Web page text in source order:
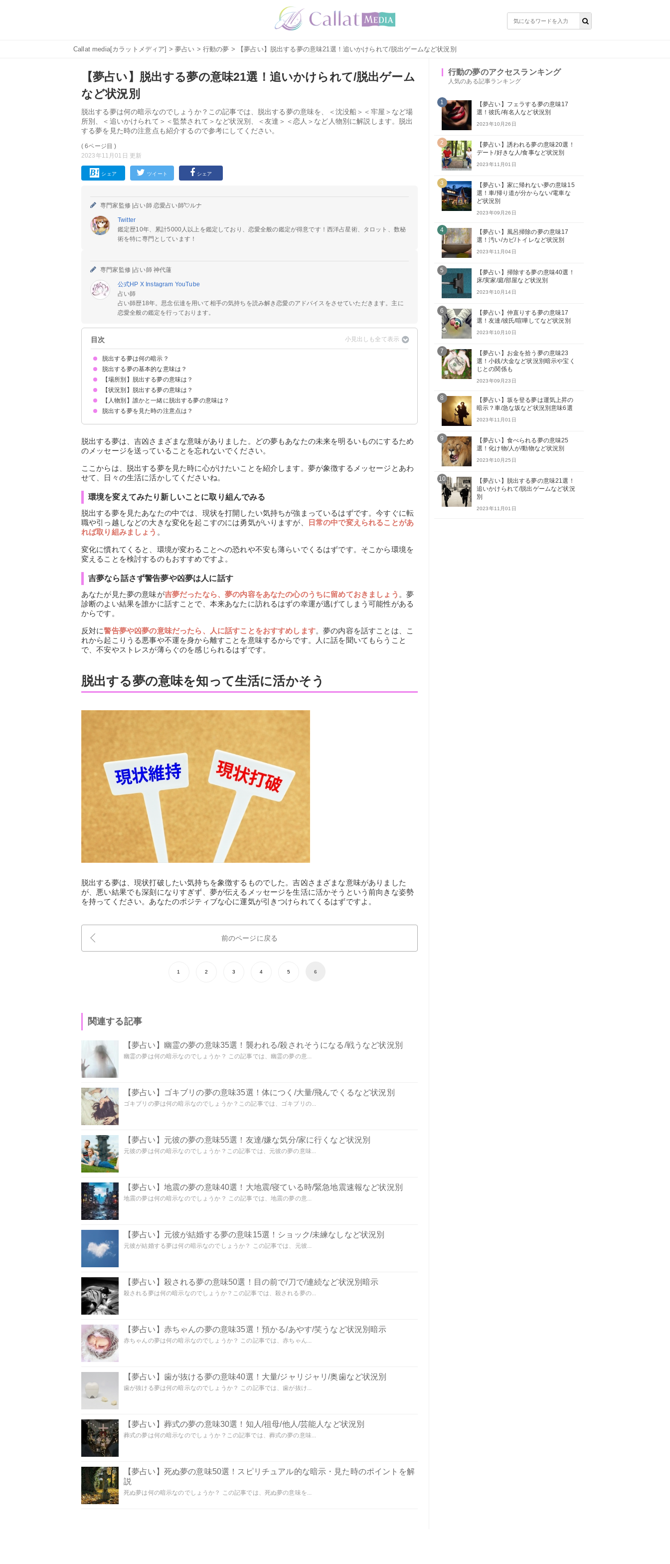
Callat media[カラットメディア] >夢占い > 行動の夢 > 【夢占い】脱出する夢の意味21選！追いかけられて/脱出ゲームなど状況別
【夢占い】脱出する夢の意味21選！追いかけられて/脱出ゲーム
など状況別
脱出する夢は何の暗示なのでしょうか？この記事では、脱出する夢の意味を、＜沈没船＞＜牢屋＞など場
所別、＜追いかけられて＞＜監禁されて＞など状況別、＜友達＞＜恋人＞など人物別に解説します。脱出
する夢を見た時の注意点も紹介するので参考にしてください。
( 6ページ目 )
2023年11月01日 更新
シェア ツイート シェア
専門家監修 |占い師 恋愛占い師💘ルナ
Twitter
鑑定歴10年、累計5000人以上を鑑定しており、恋愛全般の鑑定が得意です！西洋占星術、タロット、数秘
術を特に専門としています！
専門家監修 |占い師 神代蓮
公式HP X Instagram YouTube
占い師
占い師歴18年。思念伝達を用いて相手の気持ちを読み解き恋愛のアドバイスをさせていただきます。主に
恋愛全般の鑑定を行っております。
目次
脱出する夢は何の暗示？
脱出する夢の基本的な意味は？
現状を打破したい気持ちの表れ
初夢で見たら心機一転のチャンス
状況によって意味が決まる
【場所別】脱出する夢の意味は？
沈没する船から脱出する夢【吉夢】
部屋から脱出する夢【願望夢】
牢屋から脱出する夢【願望夢】
エレベーターから脱出する夢【警告夢】
学校から脱出する夢【願望夢】
迷路から脱出する夢【吉夢】
離島から脱出する夢【吉夢】
高いところから脱出する夢【吉夢】
職場から脱出する夢【警告夢】
【状況別】脱出する夢の意味は？
追いかけられて脱出する夢【警告夢】
脱出ゲームで脱出する夢【予知夢】
閉じ込められて脱出する夢【吉夢】
監禁されて脱出する夢【凶夢】
車が水没して脱出する夢【吉夢】
火事から脱出する夢【吉夢】
脱出に成功する夢【吉夢】
脱出に失敗する夢【凶夢】
【人物別】誰かと一緒に脱出する夢の意味は？
友達と脱出する夢【吉夢】
恋人と脱出する夢【吉夢】
知らない人と脱出する夢【吉夢】
親と脱出する夢【警告夢】
脱出する夢を見た時の注意点は？
脱出する夢は、吉凶さまざまな意味がありました。どの夢もあなたの未来を明るいものにするため
のメッセージを送っていることを忘れないでください。
ここからは、脱出する夢を見た時に心がけたいことを紹介します。夢が象徴するメッセージとあわ
せて、日々の生活に活かしてくださいね。
環境を変えてみたり新しいことに取り組んでみる
脱出する夢を見たあなたの中では、現状を打開したい気持ちが強まっているはずです。今すぐに転
職や引っ越しなどの大きな変化を起こすのには勇気がいりますが、
日常の中で変えられることがあ
れば取り組みましょう 。
変化に慣れてくると、環境が変わることへの恐れや不安も薄らいでくるはずです。そこから環境を
変えることを検討するのもおすすめですよ。
吉夢なら話さず警告夢や凶夢は人に話す
あなたが見た夢の意味が吉夢だったなら、夢の内容をあなたの心のうちに留めておきましょう 。夢
診断のよい結果を誰かに話すことで、本来あなたに訪れるはずの幸運が逃げてしまう可能性がある
からです。
反対に警告夢や凶夢の意味だったら、人に話すことをおすすめします。夢の内容を話すことは、こ
れから起こりうる悪事や不運を身から離すことを意味するからです。人に話を聞いてもらうこと
で、不安やストレスが薄らぐのを感じられるはずです。
脱出する夢の意味を知って生活に活かそう
脱出する夢は、現状打破したい気持ちを象徴するものでした。吉凶さまざまな意味がありました
が、悪い結果でも深刻になりすぎず、夢が伝えるメッセージを生活に活かそうという前向きな姿勢
を持ってください。あなたのポジティブな心に運気が引きつけられてくるはずですよ。
前のページに戻る
1 2 3 4 5 6
関連する記事
【夢占い】幽霊の夢の意味35選！襲われる/殺されそうになる/戦うなど状況別
幽霊の夢は何の暗示なのでしょうか？ この記事では、幽霊の夢の意...
【夢占い】ゴキブリの夢の意味35選！体につく/大量/飛んでくるなど状況別
ゴキブリの夢は何の暗示なのでしょうか？この記事では、ゴキブリの...
【夢占い】元彼の夢の意味55選！友達/嫌な気分/家に行くなど状況別
元彼の夢は何の暗示なのでしょうか？この記事では、元彼の夢の意味...
【夢占い】地震の夢の意味40選！大地震/寝ている時/緊急地震速報など状況別
地震の夢は何の暗示なのでしょうか？ この記事では、地震の夢の意...
【夢占い】元彼が結婚する夢の意味15選！ショック/未練なしなど状況別
元彼が結婚する夢は何の暗示なのでしょうか？ この記事では、元彼...
【夢占い】殺される夢の意味50選！目の前で/刀で/連続など状況別暗示
殺される夢は何の暗示なのでしょうか？この記事では、殺される夢の...
【夢占い】赤ちゃんの夢の意味35選！預かる/あやす/笑うなど状況別暗示
赤ちゃんの夢は何の暗示なのでしょうか？ この記事では、赤ちゃん...
【夢占い】歯が抜ける夢の意味40選！大量/ジャリジャリ/奥歯など状況別
歯が抜ける夢は何の暗示なのでしょうか？ この記事では、歯が抜け...
【夢占い】葬式の夢の意味30選！知人/祖母/他人/芸能人など状況別
葬式の夢は何の暗示なのでしょうか？この記事では、葬式の夢の意味...
【夢占い】死ぬ夢の意味50選！スピリチュアル的な暗示・見た時のポイントを解
説
死ぬ夢は何の暗示なのでしょうか？ この記事では、死ぬ夢の意味を...
行動の夢のアクセスランキング
人気のある記事ランキング
1
【夢占い】フェラする夢の意味17
選！彼氏/有名人など状況別
2023年10月26日
2
【夢占い】誘われる夢の意味20選！
デート/好きな人/食事など状況別
2023年11月01日
3
【夢占い】家に帰れない夢の意味15
選！車/帰り道が分からない/電車な
ど状況別
2023年09月26日
4
【夢占い】風呂掃除の夢の意味17
選！汚い/カビ/トイレなど状況別
2023年11月04日
5
【夢占い】掃除する夢の意味40選！
床/実家/庭/部屋など状況別
2023年10月14日
6
【夢占い】仲直りする夢の意味17
選！友達/彼氏/喧嘩してなど状況別
2023年10月10日
7
【夢占い】お金を拾う夢の意味23
選！小銭/大金など状況別暗示や宝く
じとの関係も
2023年09月23日
8
【夢占い】坂を登る夢は運気上昇の
暗示？車/急な坂など状況別意味6選
2023年11月01日
9
【夢占い】食べられる夢の意味25
選！化け物/人が/動物など状況別
2023年10月25日
10
【夢占い】脱出する夢の意味21選！
追いかけられて/脱出ゲームなど状況
別
2023年11月01日